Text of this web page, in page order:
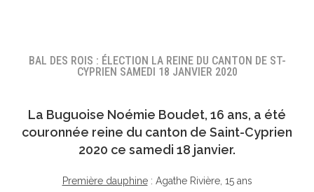
BAL DES ROIS : ÉLECTION LA REINE DU CANTON DE ST-
CYPRIEN SAMEDI 18 JANVIER 2020
La Buguoise Noémie Boudet, 16 ans, a été
couronnée reine du canton de Saint-Cyprien
2020 ce samedi 18 janvier.
Première dauphine: Agathe Rivière, 15 ans